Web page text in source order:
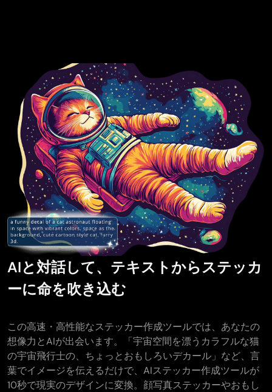
AIと対話して、テキストからステッカ
ーに命を吹き込む
この高速・高性能なステッカー作成ツールでは、あなたの
想像力とAIが出会います。「宇宙空間を漂うカラフルな猫
の宇宙飛行士の、ちょっとおもしろいデカール」など、言
葉でイメージを伝えるだけで、AIステッカー作成ツールが
10秒で現実のデザインに変換。顔写真ステッカーやおもし